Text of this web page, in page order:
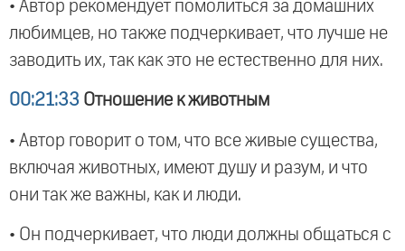
• Автор рекомендует помолиться за домашних
любимцев, но также подчеркивает, что лучше не
заводить их, так как это не естественно для них.
00:21:33 Отношение к животным
• Автор говорит о том, что все живые существа,
включая животных, имеют душу и разум, и что
они так же важны, как и люди.
• Он подчеркивает, что люди должны общаться с